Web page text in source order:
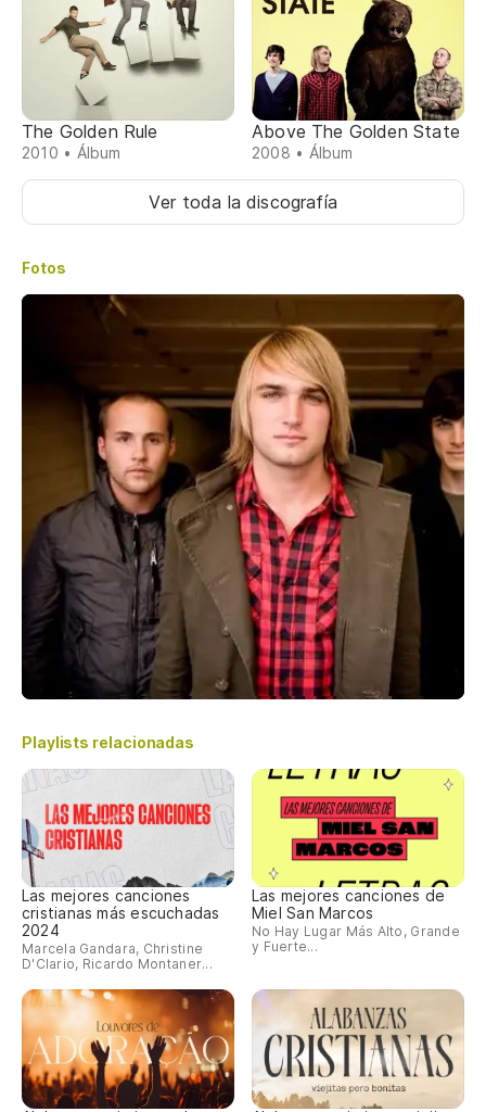
The Golden Rule
2010 • Álbum
Above The Golden State
2008 • Álbum
Ver toda la discografía
Fotos
Playlists relacionadas
Las mejores canciones
cristianas más escuchadas
2024
Marcela Gandara, Christine
D'Clario, Ricardo Montaner...
Las mejores canciones de
Miel San Marcos
No Hay Lugar Más Alto, Grande
y Fuerte...